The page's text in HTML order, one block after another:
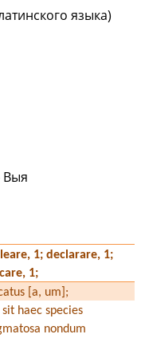
языка)
Выя
1; declarare, 1;
1;
[a, um];
haec species
nondum